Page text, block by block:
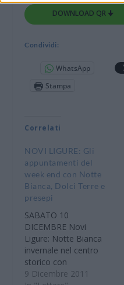
DOWNLOAD QR 🠋
Condividi:
WhatsApp
Stampa
Correlati
NOVI LIGURE: Gli
appuntamenti del
week end con Notte
Bianca, Dolci Terre e
presepi
SABATO 10
DICEMBRE Novi
Ligure: Notte Bianca
invernale nel centro
storico con
distribuzione di dolci,
9 Dicembre 2011